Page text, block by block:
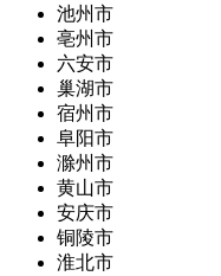
池州市
亳州市
六安市
巢湖市
宿州市
阜阳市
滁州市
黄山市
安庆市
铜陵市
淮北市